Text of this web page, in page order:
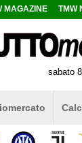
MAGAZINE TMW
sabato